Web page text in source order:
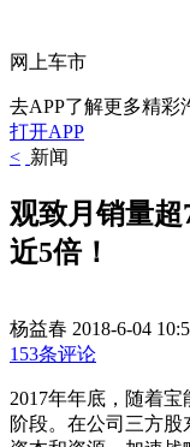
网上车市
去APP了解更多精彩
打开APP
< 新闻
观致月销量
近5倍！
杨益春 2018-6-04
153条评论
2017年年底，随着宝
阶段。在公司三方